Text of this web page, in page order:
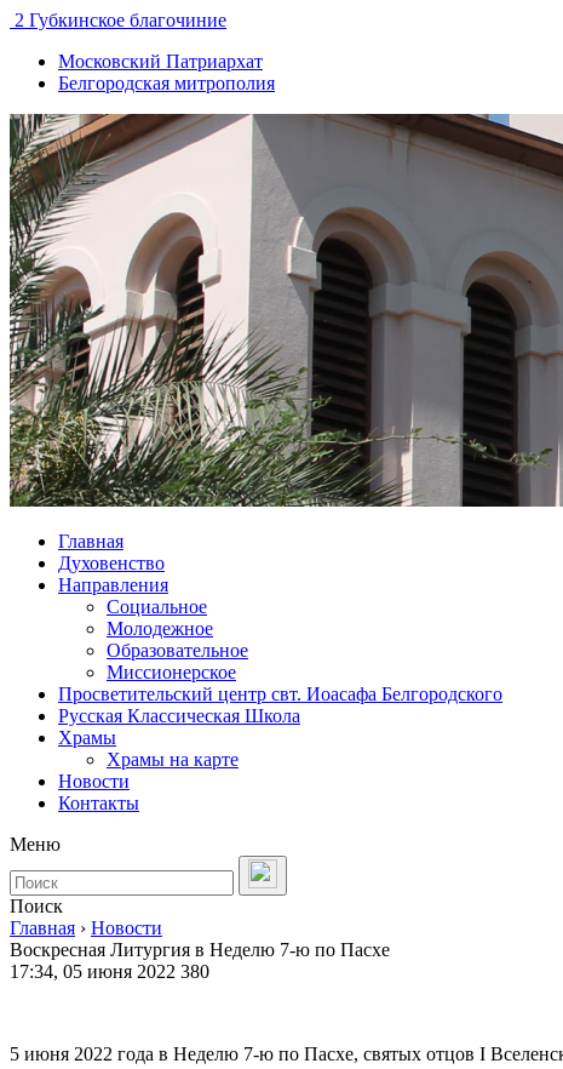
2 Губкинское благочиние
Московский Патриархат
Белгородская митрополия
Главная
Духовенство
Направления
Социальное
Молодежное
Образовательное
Миссионерское
Просветительский центр свт. Иоасафа Белгородского
Русская Классическая Школа
Храмы
Храмы на карте
Новости
Контакты
Меню
Поиск
Главная › Новости
Воскресная Литургия в Неделю 7-ю по Пасхе
17:34, 05 июня 2022 380
5 июня 2022 года в Неделю 7-ю по Пасхе, святых отцов I